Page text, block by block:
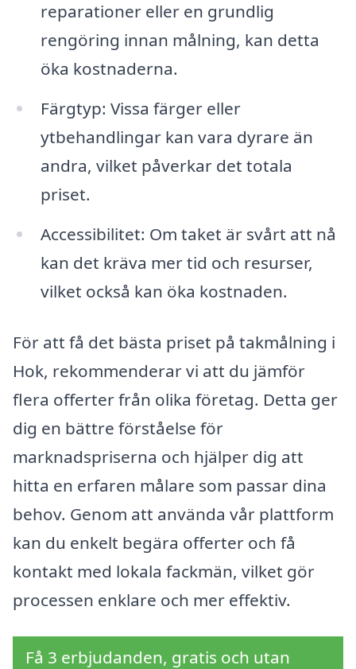
reparationer eller en grundlig
rengöring innan målning, kan detta
öka kostnaderna.
Färgtyp: Vissa färger eller
ytbehandlingar kan vara dyrare än
andra, vilket påverkar det totala
priset.
Accessibilitet: Om taket är svårt att nå
kan det kräva mer tid och resurser,
vilket också kan öka kostnaden.
För att få det bästa priset på takmålning i
Hok, rekommenderar vi att du jämför
flera offerter från olika företag. Detta ger
dig en bättre förståelse för
marknadspriserna och hjälper dig att
hitta en erfaren målare som passar dina
behov. Genom att använda vår plattform
kan du enkelt begära offerter och få
kontakt med lokala fackmän, vilket gör
processen enklare och mer effektiv.
Få 3 erbjudanden, gratis och utan